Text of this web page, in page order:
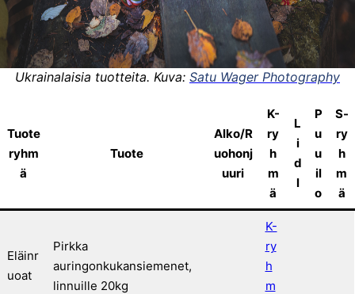
Ukrainalaisia tuotteita. Kuva: Satu Wager Photography
Tuote
ryhm
ä
Tuote
Alko/R
uohonj
uuri
K-
ry
h
m
ä
L
i
d
l
P
u
u
il
o
S-
ry
h
m
ä
Eläinr
uoat
Pirkka
auringonkukansiemenet,
linnuille 20kg
K-
ry
h
m